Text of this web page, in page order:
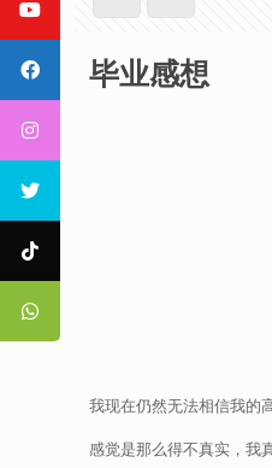
毕业感想
我现在仍然无法相信我的
感觉是那么得不真实，我